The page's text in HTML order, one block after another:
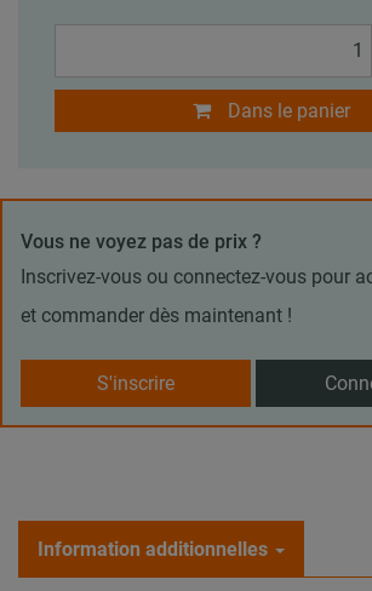
Dans le panier
Vous ne voyez pas de prix ?
Inscrivez-vous ou connectez-vous pour
et commander dès maintenant !
S'inscrire
Information additionnelles